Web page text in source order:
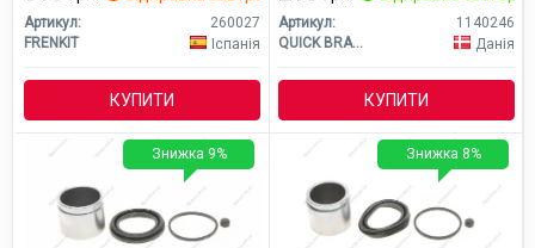
Артикул:
260027
FRENKIT
Іспанія
КУПИТИ
Артикул:
1140246
QUICK BRAKE
Данія
КУПИТИ
Знижка 9% Знижка 8%